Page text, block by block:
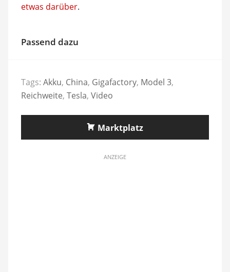
etwas darüber.
Passend dazu
Tags: Akku, China, Gigafactory, Model 3,
Reichweite, Tesla, Video
Marktplatz
ANZEIGE